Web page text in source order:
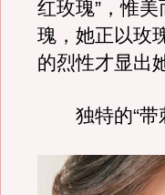
红玫瑰”，惟
瑰，她正以玫
的烈性才显出
独特的“带